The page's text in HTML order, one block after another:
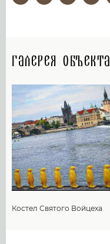
Галерея объекта
Костел Святого Войцеха